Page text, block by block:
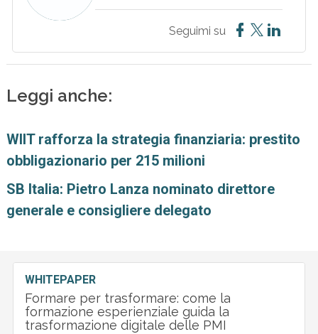
Seguimi su
Leggi anche:
WIIT rafforza la strategia finanziaria: prestito
obbligazionario per 215 milioni
SB Italia: Pietro Lanza nominato direttore
generale e consigliere delegato
WHITEPAPER
Formare per trasformare: come la
formazione esperienziale guida la
trasformazione digitale delle PMI